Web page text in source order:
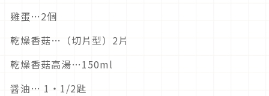
雞蛋…2個
乾燥香菇…（切片型）2片
乾燥香菇高湯…150ml
醤油… 1・1/2匙